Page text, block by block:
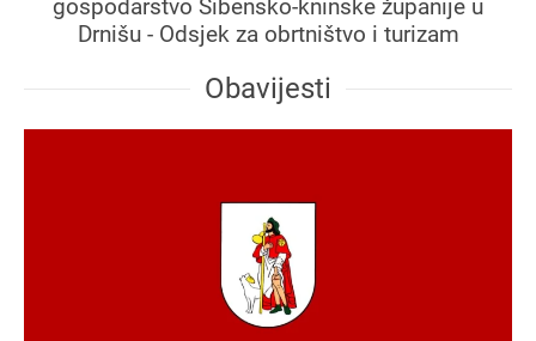
gospodarstvo Šibensko-kninske županije u
Drnišu - Odsjek za obrtništvo i turizam
Obavijesti